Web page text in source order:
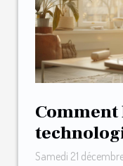
Samedi 21